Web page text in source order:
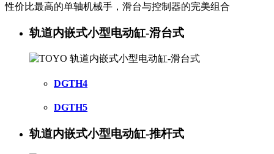
性价比最高的单轴机械手，滑台与控制器的完美组合
轨道内嵌式小型电动缸-滑台式
DGTH4
DGTH5
轨道内嵌式小型电动缸-推杆式